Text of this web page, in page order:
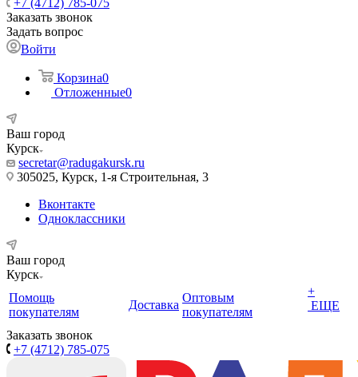
+7 (4712) 785-075
Заказать звонок
Задать вопрос
Войти
Корзина0
Отложенные0
Ваш город
Курск
secretar@radugakursk.ru
305025, Курск, 1-я Строительная, 3
Вконтакте
Одноклассники
Ваш город
Курск
Помощь
покупателям
Доставка
Оптовым
покупателям
+
ЕЩЕ
Заказать звонок
+7 (4712) 785-075